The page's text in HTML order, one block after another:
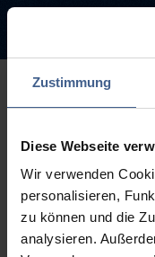
Zustimmung
Diese Webseite
Wir verwenden
personalisieren,
zu können und die
analysieren.
Sorry, this
available.
The link you followed
removed.